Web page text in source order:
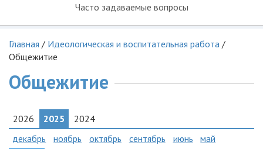
Часто задаваемые вопросы
Главная / Идеологическая и воспитательная работа /
Общежитие
Общежитие
2026 2025
2024
декабрь
ноябрь октябрь сентябрь июнь
май